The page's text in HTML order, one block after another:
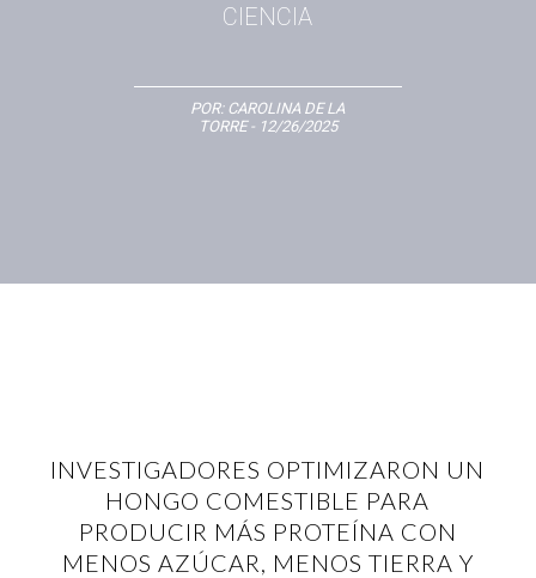
CIENCIA
POR: CAROLINA DE LA
TORRE- 12/26/2025
INVESTIGADORES OPTIMIZARON UN
HONGO COMESTIBLE PARA
PRODUCIR MÁS PROTEÍNA CON
MENOS AZÚCAR, MENOS TIERRA Y